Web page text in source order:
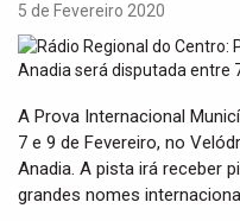
5 de Fevereiro 2020
A Prova Internacional
7 e 9 de Fevereiro, no
Anadia. A pista irá receber
grandes nomes